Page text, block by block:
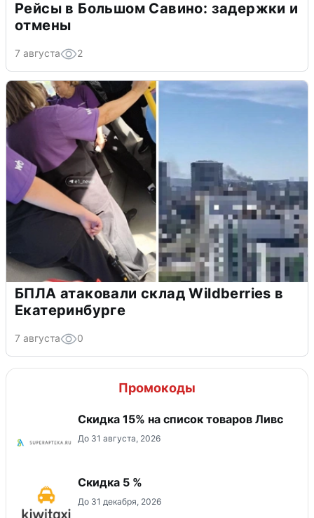
Рейсы в Большом Савино: задержки и
отмены
7 августа 2
БПЛА атаковали склад Wildberries в
Екатеринбурге
7 августа 0
Промокоды
Скидка 15% на список товаров Ливс
До 31 августа, 2026
Скидка 5 %
До 31 декабря, 2026